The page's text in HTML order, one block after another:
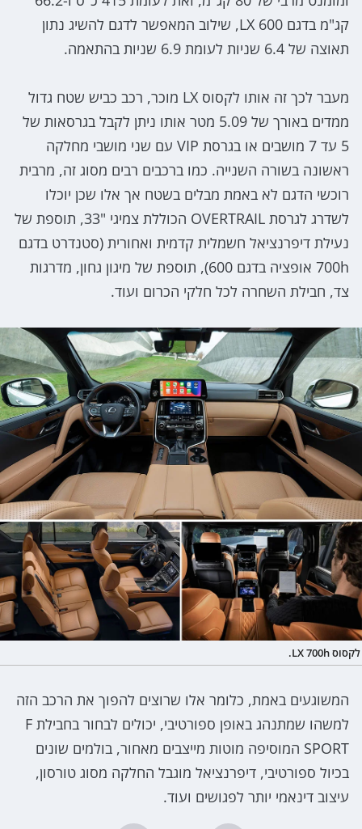
קג"מ בדגם LX 600, שילוב המאפשר לדגם להשיג נתון
תאוצה של 6.4 שניות לעומת 6.9 שניות בהתאמה.
מעבר לכך זה אותו לקסוס LX מוכר, רכב כביש שטח גדול
ממדים באורך של 5.09 מטר אותו ניתן לקבל בגרסאות של
5 עד 7 מושבים או בגרסת VIP עם שני מושבי מחלקה
ראשונה בשורה השנייה. כמו ברכבים רבים מסוג זה, מרבית
רוכשי הדגם לא באמת מבלים בשטח אך אלו שכן יוכלו
לשדרג לגרסת OVERTRAIL הכוללת צמיגי "33, תוספת של
נעילת דיפרנציאל חשמלית קדמית ואחורית (סטנדרט בדגם
700h אופציה בדגם 600), תוספת של מיגון גחון, מדרגות
צד, חבילת השחרה לכל חלקי הכרום ועוד.
לקסוס LX 700h.
המשוגעים באמת, כלומר אלו שרוצים להפוך את הרכב הזה
למשהו שמתנהג באופן ספורטיבי, יכולים לבחור בחבילת F
SPORT המוסיפה מוטות מייצבים מאחור, בולמים שונים
בכיול ספורטיבי, דיפרנציאל מוגבל החלקה מסוג טורסון,
עיצוב דינאמי יותר לפגושים ועוד.